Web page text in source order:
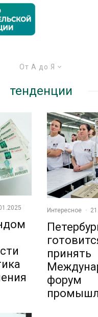
От А до Я
тенденции
Интересное ·
принять
форум